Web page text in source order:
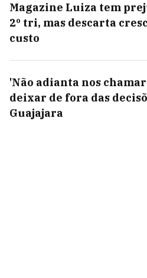
Magazine Luiza tem
2º tri, mas descarta
custo
'Não adianta nos
deixar de fora das
Guajajara